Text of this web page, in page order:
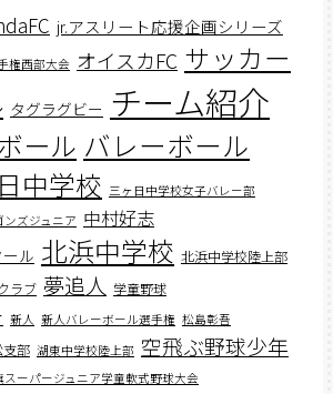
jr.アスリート応援企画シリーズ
権西部大会 オイスカFC サッカー
タグラグビー チーム紹介
ール バレーボール
中学校 三ヶ日中学校女子バレー部
ンズジュニア 中村好志
ル 北浜中学校 北浜中学校陸上部
ラブ 夢追人 学童野球
新人 新人バレーボール選手権 松島彰吾
部 湖東中学校陸上部 空飛ぶ野球少年
ーパージュニア学童軟式野球大会